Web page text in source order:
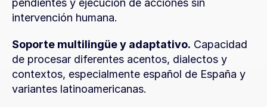
pendientes y ejecución de acciones sin
intervención humana.
Soporte multilingüe y adaptativo. Capacidad
de procesar diferentes acentos, dialectos y
contextos, especialmente español de España y
variantes latinoamericanas.